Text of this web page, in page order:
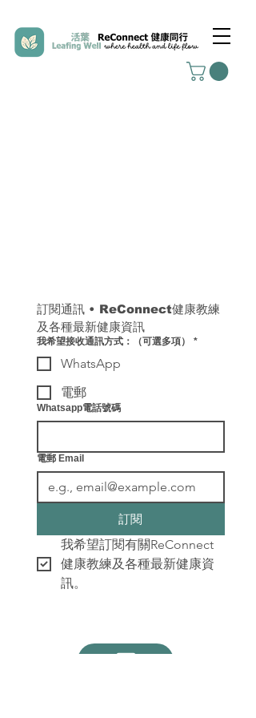
訂閱通訊 • ReConnect健康教練
及各種最新健康資訊
我希望接收通訊方式：（可選多項） *
WhatsApp
電郵
Whatsapp電話號碼
電郵 Email
訂閱
我希望訂閱有關ReConnect
健康教練及各種最新健康資
訊。